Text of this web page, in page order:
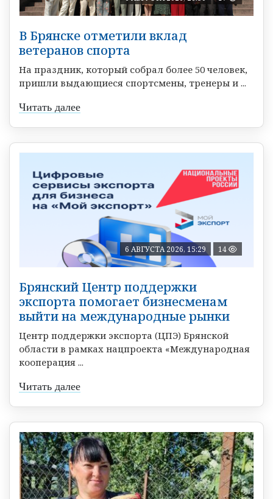
В Брянске отметили вклад
ветеранов спорта
На праздник, который собрал более 50 человек,
пришли выдающиеся спортсмены, тренеры и ...
Читать далее
6 АВГУСТА 2026, 15:29 14
Брянский Центр поддержки
экспорта помогает бизнесменам
выйти на международные рынки
Центр поддержки экспорта (ЦПЭ) Брянской
области в рамках нацпроекта «Международная
кооперация ...
Читать далее